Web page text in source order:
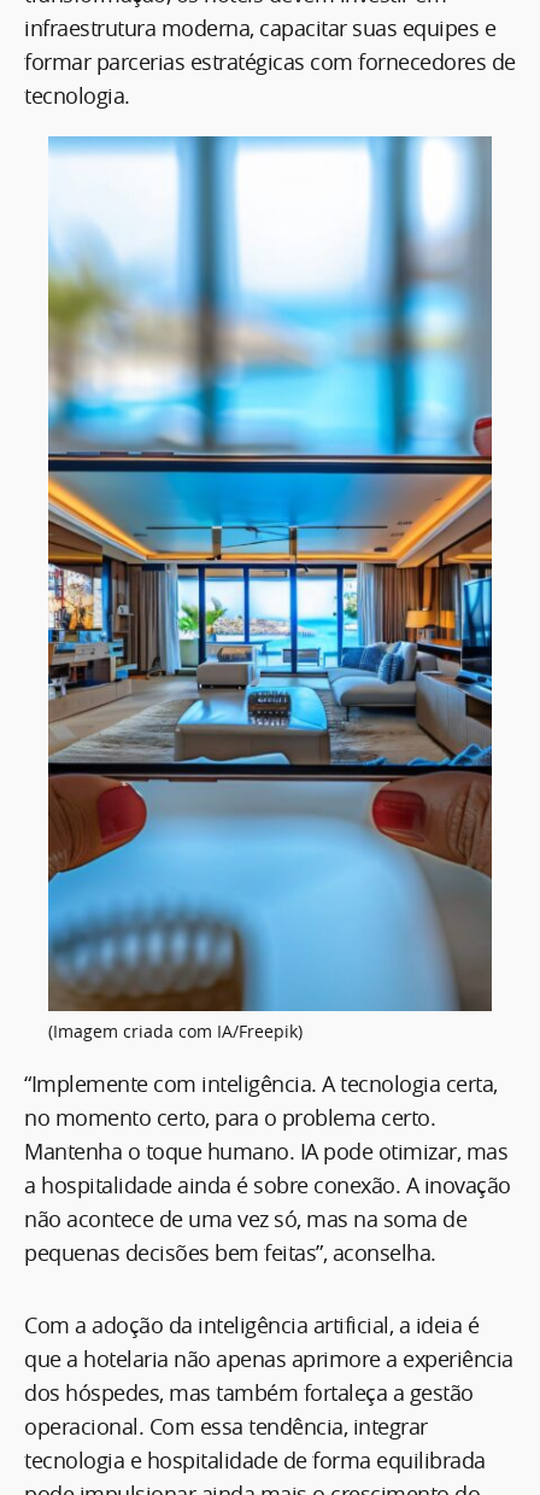
infraestrutura moderna, capacitar suas equipes e
formar parcerias estratégicas com fornecedores de
tecnologia.
(Imagem criada com IA/Freepik)
“Implemente com inteligência. A tecnologia certa,
no momento certo, para o problema certo.
Mantenha o toque humano. IA pode otimizar, mas
a hospitalidade ainda é sobre conexão. A inovação
não acontece de uma vez só, mas na soma de
pequenas decisões bem feitas”, aconselha.
Com a adoção da inteligência artificial, a ideia é
que a hotelaria não apenas aprimore a experiência
dos hóspedes, mas também fortaleça a gestão
operacional. Com essa tendência, integrar
tecnologia e hospitalidade de forma equilibrada